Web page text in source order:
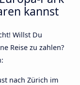
kannst
Willst Du
Reise zu zahlen?
nach Zürich im